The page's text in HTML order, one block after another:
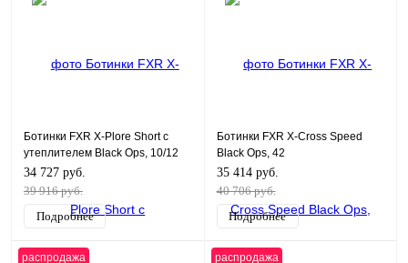
Ботинки FXR X-Plore Short с
утеплителем Black Ops, 10/12
34 727 руб.
39 916 руб.
Подробнее
Ботинки FXR X-Cross Speed
Black Ops, 42
35 414 руб.
40 706 руб.
Подробнее
распродажа распродажа